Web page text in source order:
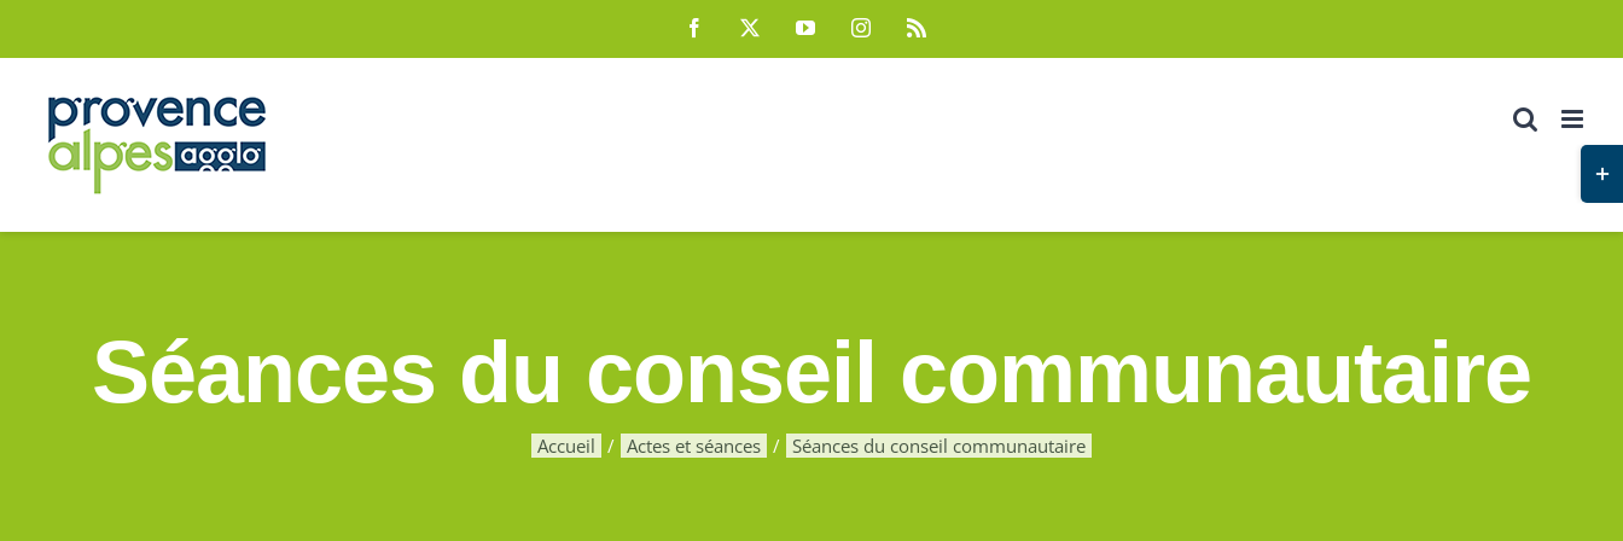
Séances du conseil communautaire
Accueil Actes et séances Séances du conseil communautaire